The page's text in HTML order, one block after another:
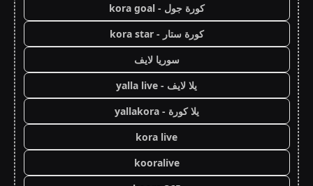
كورة جول - kora goal
كورة ستار - kora star
سوريا لايف
يلا لايف - yalla live
يلا كورة - yallakora
kora live
kooralive